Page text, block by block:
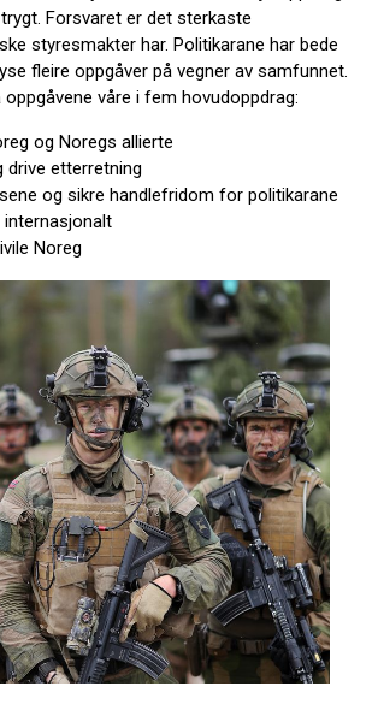
Forsvaret er det sterkaste
styresmakter har. Politikarane har bede
fleire oppgåver på vegner av samfunnet.
våre i fem hovudoppdrag:
og Noregs allierte
drive etterretning
og sikre handlefridom for politikarane
internasjonalt
Noreg